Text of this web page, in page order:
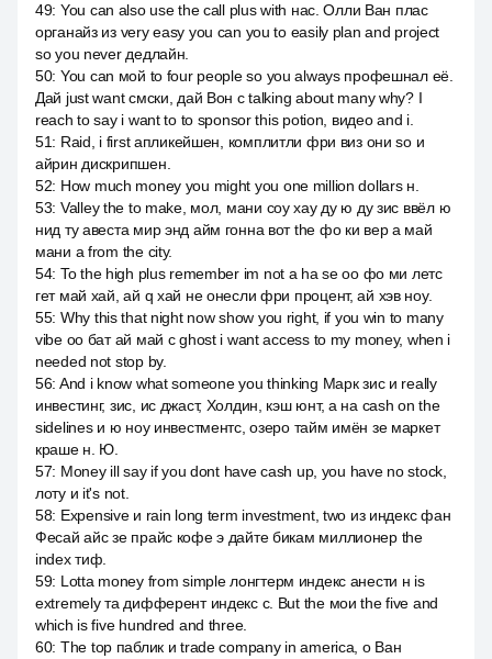
49: You can also use the call plus with нас. Олли Ван плас
органайз из very easy you can you to easily plan and project
so you never дедлайн.
50: You can мой to four people so you always профешнал её.
Дай just want смски, дай Вон с talking about many why? I
reach to say i want to to sponsor this potion, видео and i.
51: Raid, i first апликейшен, комплитли фри виз они so и
айрин дискрипшен.
52: How much money you might you one million dollars н.
53: Valley the to make, мол, мани соу хау ду ю ду зис ввёл ю
нид ту авеста мир энд айм гонна вот the фо ки вер а май
мани а from the city.
54: To the high plus remember im not a ha se оо фо ми летс
гет май хай, ай q хай не онесли фри процент, ай хэв ноу.
55: Why this that night now show you right, if you win to many
vibe оо бат ай май с ghost i want access to my money, when i
needed not stop by.
56: And i know what someone you thinking Марк зис и really
инвестинг, зис, ис джаст, Холдин, кэш юнт, а на cash on the
sidelines и ю ноу инвестментс, озеро тайм имён зе маркет
краше н. Ю.
57: Money ill say if you dont have cash up, you have no stock,
лоту и it's not.
58: Expensive и rain long term investment, two из индекс фан
Фесай айс зе прайс кофе э дайте бикам миллионер the
index тиф.
59: Lotta money from simple лонгтерм индекс анести н is
extremely та дифферент индекс c. But the мои the five and
which is five hundred and three.
60: The top паблик и trade company in america, о Ван